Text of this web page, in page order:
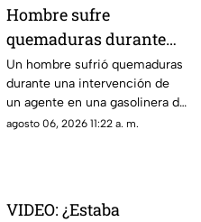
Hombre sufre
quemaduras durante
intervención de un
agente en una
gasolinera de Arizona
Un hombre sufrió quemaduras
durante una intervención de
un agente en una gasolinera de
Arizona. El incidente quedó
agosto 06, 2026 11:22 a. m.
VIDEO: ¿Estaba